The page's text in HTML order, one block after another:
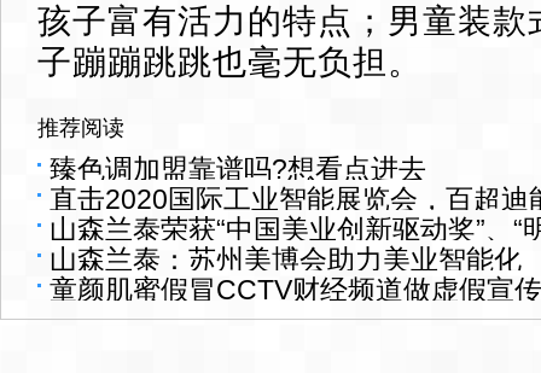
孩子富有活力的特点；男童装
子蹦蹦跳跳也毫无负担。
推荐阅读
臻色调加盟靠谱吗?想看点进去
直击2020国际工业智能展览会，百超
山森兰泰荣获“中国美业创新驱动奖”、“
山森兰泰：苏州美博会助力美业智能化
童颜肌蜜假冒CCTV财经频道做虚假宣